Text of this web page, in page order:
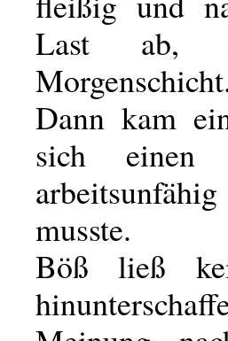
Last ab,
Dann kam
sich einen
musste.
Böß ließ